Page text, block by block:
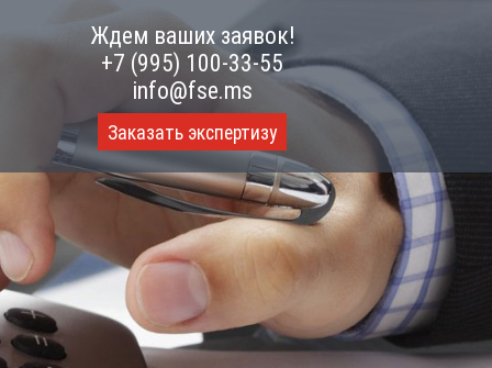
Ждем ваших заявок!
+7 (995) 100-33-55
info@fse.ms
Заказать экспертизу